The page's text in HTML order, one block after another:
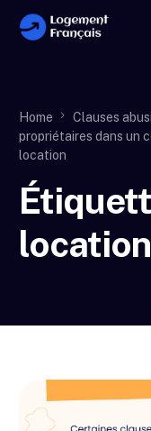
Home
Clauses
propriétaires dans un
location
location